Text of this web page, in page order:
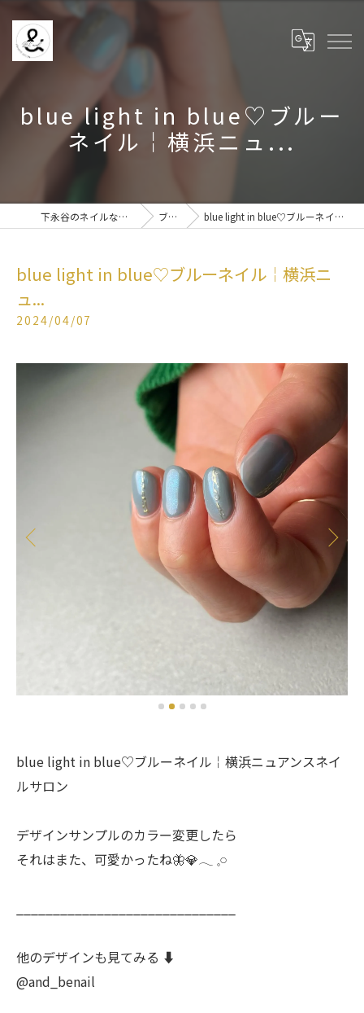
blue light in blue♡ブルー
ネイル￤横浜ニュ...
下永谷のネイルなら& BE nail ブログ blue light in blue♡ブルーネイル￤横浜ニュ...
blue light in blue♡ブルーネイル￤横浜ニ
ュ...
2024/04/07
blue light in blue♡ブルーネイル￤横浜ニュアンスネイ
ルサロン
デザインサンプルのカラー変更したら
それはまた、可愛かったね🦋💎‪𓂃 𓈒𓏸
他のデザインも見てみる ⬇️
@and_benail